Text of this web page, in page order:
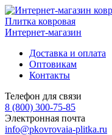
Плитка ковровая
Интернет-магазин
Доставка и оплата
Оптовикам
Контакты
Телефон для связи
8 (800) 300-75-85
Электронная почта
info@pkovrovaia-plitka.ru